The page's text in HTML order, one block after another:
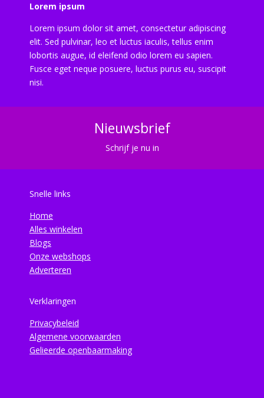
Lorem ipsum
Lorem ipsum dolor sit amet, consectetur adipiscing
elit. Sed pulvinar, leo et luctus iaculis, tellus enim
lobortis augue, id eleifend odio lorem eu sapien.
Fusce eget neque posuere, luctus purus eu, suscipit
nisi.
Nieuwsbrief
Schrijf je nu in
Snelle links
Home
Alles winkelen
Blogs
Onze webshops
Adverteren
Verklaringen
Privacybeleid
Algemene voorwaarden
Gelieerde openbaarmaking